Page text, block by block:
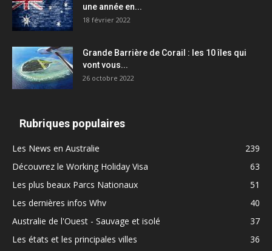
une année en...
18 février 2022
Grande Barrière de Corail : les 10 îles qui
vont vous...
26 octobre 2022
Rubriques populaires
Les News en Australie
239
Découvrez le Working Holiday Visa
63
Les plus beaux Parcs Nationaux
51
Les dernières infos Whv
40
Australie de l'Ouest - Sauvage et isolé
37
Les états et les principales villes
36